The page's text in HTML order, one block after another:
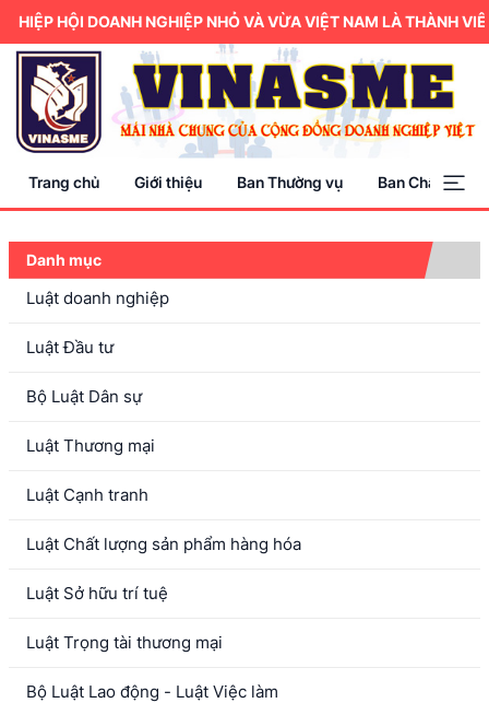
HIỆP HỘI DOANH NGHIỆP NHỎ VÀ VỪA VIỆT NAM LÀ THÀNH
Trang chủ Giới thiệu Ban Thường vụ Ban Chấp hành
Danh mục
Luật doanh nghiệp
Luật Đầu tư
Bộ Luật Dân sự
Luật Thương mại
Luật Cạnh tranh
Luật Chất lượng sản phẩm hàng hóa
Luật Sở hữu trí tuệ
Luật Trọng tài thương mại
Bộ Luật Lao động - Luật Việc làm